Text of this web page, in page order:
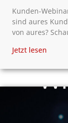
Kunden-
sind aures
von aures?
Jetzt lesen